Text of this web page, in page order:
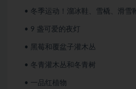
• 冬季运动！溜冰鞋、雪橇、滑雪
• 9 盏可爱的夜灯
• 黑莓和覆盆子灌木丛
• 冬青灌木丛和冬青树
• 一品红植物